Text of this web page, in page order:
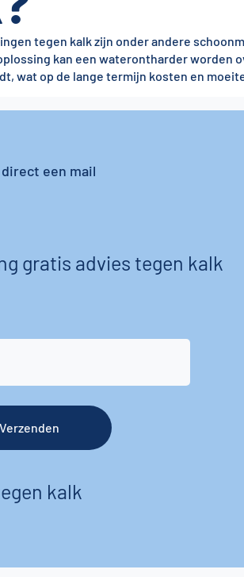
tegen kalk zijn onder andere
kan een waterontharder worden
wat op de lange termijn kosten en
gratis advies tegen kalk
een mail
Verzenden
kalk